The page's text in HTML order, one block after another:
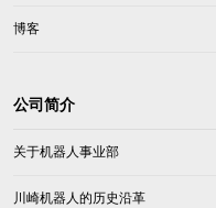
博客
公司简介
关于机器人事业部
川崎机器人的历史沿革